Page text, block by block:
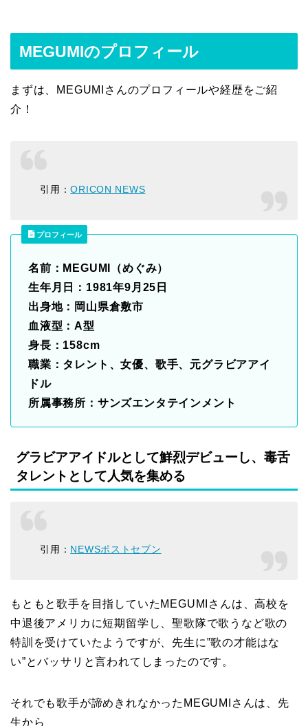
MEGUMIのプロフィール
まずは、MEGUMIさんのプロフィールや経歴をご紹
介！
引用：ORICON NEWS
プロフィール
名前：MEGUMI（めぐみ）
生年月日：1981年9月25日
出身地：岡山県倉敷市
血液型：A型
身長：158cm
職業：タレント、女優、歌手、元グラビアアイ
ドル
所属事務所：サンズエンタテインメント
グラビアアイドルとして鮮烈デビューし、毒舌
タレントとして人気を集める
引用： NEWSポストセブン
もともと歌手を目指していたMEGUMIさんは、高校を
中退後アメリカに短期留学し、聖歌隊で歌うなど歌の
特訓を受けていたようですが、先生に‟歌の才能はな
い”とバッサリと言われてしまったのです。
それでも歌手が諦めきれなかったMEGUMIさんは、先
生から